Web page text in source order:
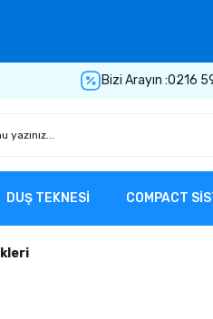
Bizi Arayın :0216
DUŞ TEKNESİ COMPACT